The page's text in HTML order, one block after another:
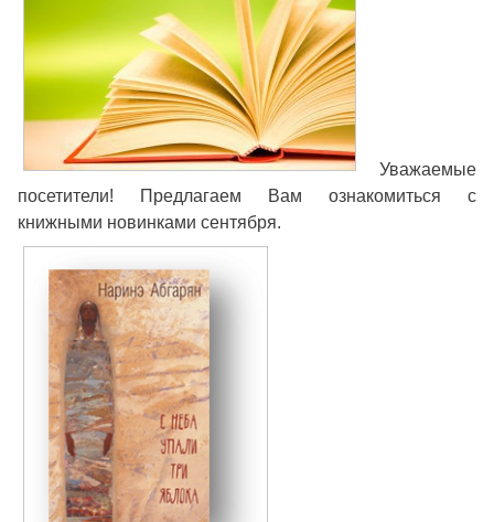
Уважаемые
посетители! Предлагаем Вам ознакомиться с
книжными новинками сентября.